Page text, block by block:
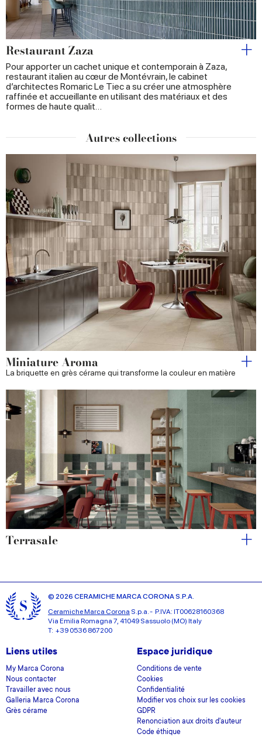
Restaurant Zaza
Pour apporter un cachet unique et contemporain à Zaza,
restaurant italien au cœur de Montévrain, le cabinet
d’architectes Romaric Le Tiec a su créer une atmosphère
raffinée et accueillante en utilisant des matériaux et des
formes de haute qualit…
Autres collections
Miniature Aroma
La briquette en grès cérame qui transforme la couleur en matière
Terrasale
© 2026 CERAMICHE MARCA CORONA S.P.A.
Ceramiche Marca Corona S.p.a. - P.IVA: IT00628160368
Via Emilia Romagna 7, 41049 Sassuolo (MO) Italy
T: +39 0536 867200
Liens utiles
My Marca Corona
Nous contacter
Travailler avec nous
Galleria Marca Corona
Grès cérame
Espace juridique
Conditions de vente
Cookies
Confidentialité
Modifier vos choix sur les cookies
GDPR
Renonciation aux droits d'auteur
Code éthique